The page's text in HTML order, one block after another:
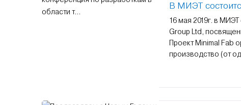
В МИЭТ
16 мая 2019г. в
Group Ltd,
Проект Minimal Fab
производство (от